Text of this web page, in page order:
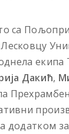
са
Дакић,
додатком